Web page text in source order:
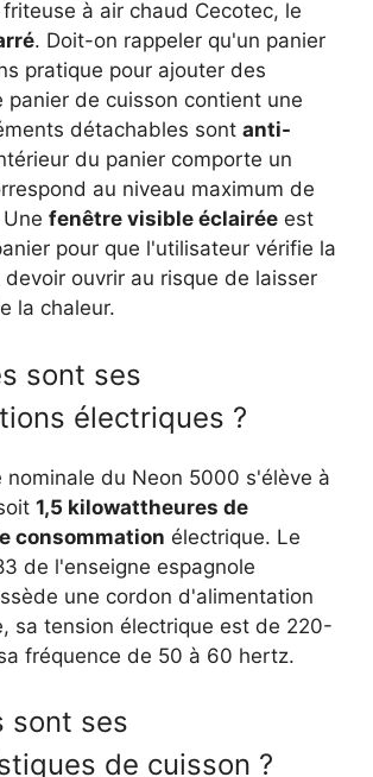
à air chaud Cecotec, le
. Doit-on rappeler qu'un panier
pratique pour ajouter des
panier de cuisson contient une
détachables sont anti-
du panier comporte un
au niveau maximum de
fenêtre visible éclairée est
pour que l'utilisateur vérifie la
devoir ouvrir au risque de laisser
la chaleur.
sont ses
électriques ?
nominale du Neon 5000 s'élève à
1,5 kilowattheures de
consommation électrique. Le
de l'enseigne espagnole
une cordon d'alimentation
sa tension électrique est de 220-
fréquence de 50 à 60 hertz.
sont ses
de cuisson ?